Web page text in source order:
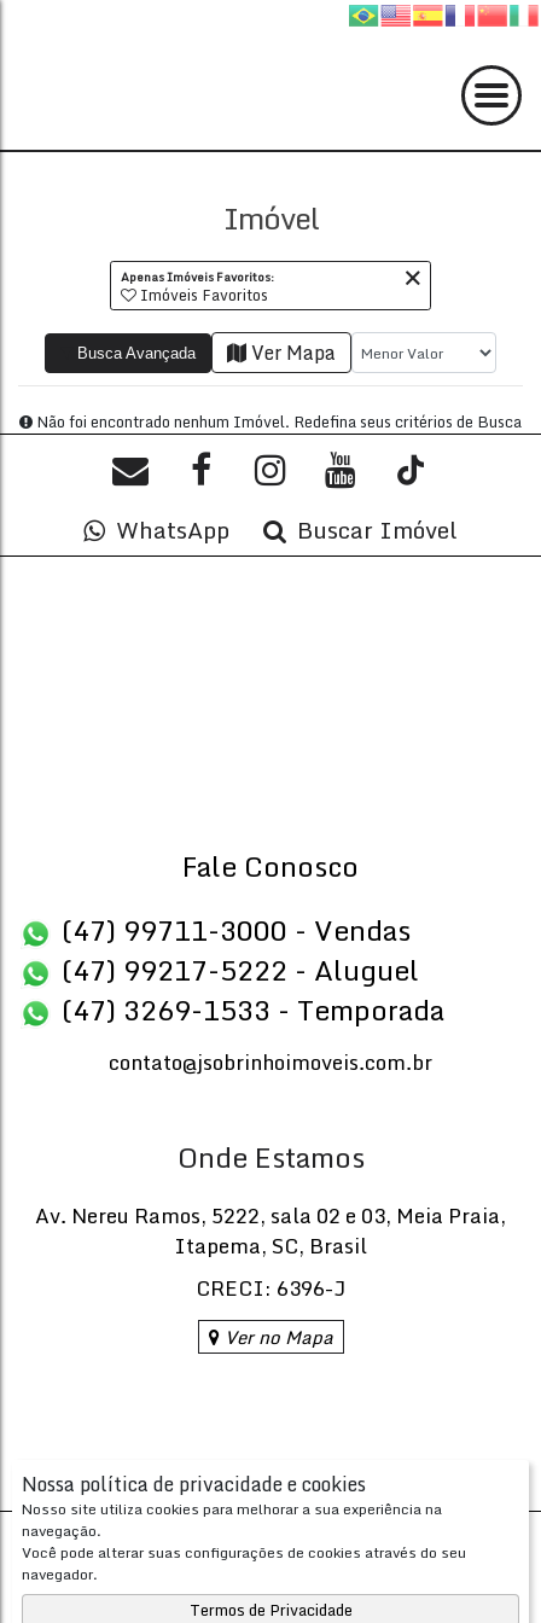
Nossa política de privacidade e cookies
Nosso site utiliza cookies para melhorar a sua experiência na
navegação.
Você pode alterar suas configurações de cookies através do seu
navegador.
Termos de Privacidade
Imóvel
Apenas Imóveis Favoritos:
Imóveis Favoritos
Busca Avançada Ver Mapa
Não foi encontrado nenhum Imóvel. Redefina seus
WhatsApp Buscar Imóvel
Fale Conosco
(47) 99711-3000 - Vendas
(47) 99217-5222 - Aluguel
(47) 3269-1533 - Temporada
contato@jsobrinhoimoveis.com.br
Onde Estamos
Av. Nereu Ramos, 5222, sala 02 e 03, Meia Praia,
Itapema, SC, Brasil
CRECI: 6396-J
Ver no Mapa
Apresenta.me ~ Plataforma Imobiliária